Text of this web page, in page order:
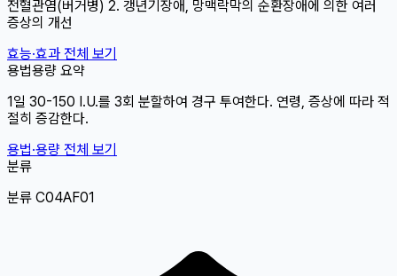
전혈관염(버거병) 2. 갱년기장애, 망맥락막의 순환장애에 의한 여러
증상의 개선
효능·효과 전체 보기
용법용량 요약
1일 30-150 I.U.를 3회 분할하여 경구 투여한다. 연령, 증상에 따라 적
절히 증감한다.
용법·용량 전체 보기
분류
분류 C04AF01